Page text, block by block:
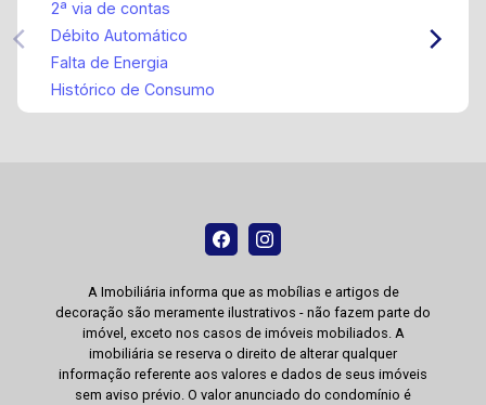
2ª via de contas
Débito Automático
Falta de Energia
Histórico de Consumo
A Imobiliária informa que as mobílias e artigos de
decoração são meramente ilustrativos - não fazem parte do
imóvel, exceto nos casos de imóveis mobiliados. A
imobiliária se reserva o direito de alterar qualquer
informação referente aos valores e dados de seus imóveis
sem aviso prévio. O valor anunciado do condomínio é